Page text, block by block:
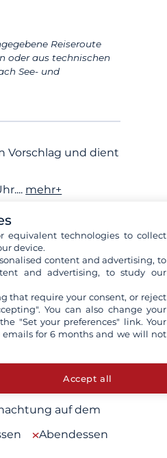
Reiseroute
oder aus technischen
See- und
Vorschlag und dient
... mehr+
auf dem
Abendessen
wir zur Insel
wird in Lisca Bianca
auf dem
Abendessen
equivalent technologies to collect
device.
content and advertising, to
and advertising, to study our
that require your consent, or reject
You can also change your
"Set your preferences" link. Your
for 6 months and we will not
Accept all